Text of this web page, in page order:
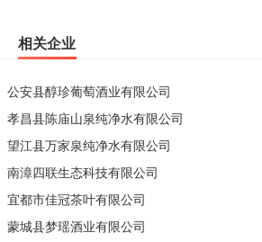
相关企业
公安县醇珍葡萄酒业有限公司
孝昌县陈庙山泉纯净水有限公司
望江县万家泉纯净水有限公司
南漳四联生态科技有限公司
宜都市佳冠茶叶有限公司
蒙城县梦瑶酒业有限公司